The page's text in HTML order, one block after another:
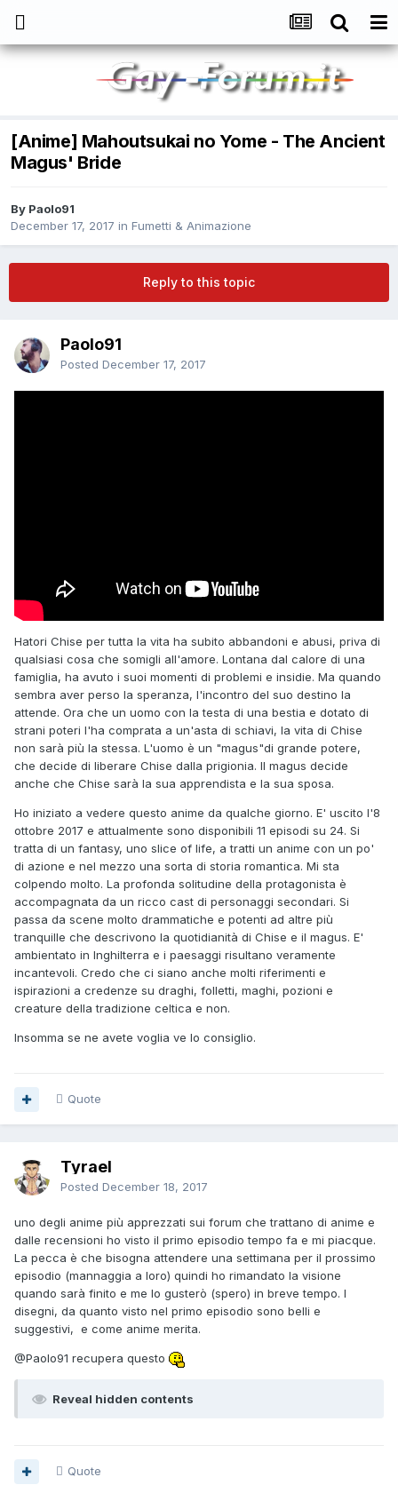
[Anime] Mahoutsukai no Yome - The Ancient
Magus' Bride
By Paolo91
December 17, 2017 in Fumetti & Animazione
Reply to this topic
Paolo91
Posted December 17, 2017
Hatori Chise per tutta la vita ha subito abbandoni e abusi, priva di
qualsiasi cosa che somigli all'amore. Lontana dal calore di una
famiglia, ha avuto i suoi momenti di problemi e insidie. Ma quando
sembra aver perso la speranza, l'incontro del suo destino la
attende. Ora che un uomo con la testa di una bestia e dotato di
strani poteri l'ha comprata a un'asta di schiavi, la vita di Chise
non sarà più la stessa. L'uomo è un "magus"di grande potere,
che decide di liberare Chise dalla prigionia. Il magus decide
anche che Chise sarà la sua apprendista e la sua sposa.
Ho iniziato a vedere questo anime da qualche giorno. E' uscito l'8
ottobre 2017 e attualmente sono disponibili 11 episodi su 24. Si
tratta di un fantasy, uno slice of life, a tratti un anime con un po'
di azione e nel mezzo una sorta di storia romantica. Mi sta
colpendo molto. La profonda solitudine della protagonista è
accompagnata da un ricco cast di personaggi secondari. Si
passa da scene molto drammatiche e potenti ad altre più
tranquille che descrivono la quotidianità di Chise e il magus. E'
ambientato in Inghilterra e i paesaggi risultano veramente
incantevoli. Credo che ci siano anche molti riferimenti e
ispirazioni a credenze su draghi, folletti, maghi, pozioni e
creature della tradizione celtica e non.
Insomma se ne avete voglia ve lo consiglio.
Quote
Tyrael
Posted December 18, 2017
uno degli anime più apprezzati sui forum che trattano di anime e
dalle recensioni ho visto il primo episodio tempo fa e mi piacque.
La pecca è che bisogna attendere una settimana per il prossimo
episodio (mannaggia a loro) quindi ho rimandato la visione
quando sarà finito e me lo gusterò (spero) in breve tempo. I
disegni, da quanto visto nel primo episodio sono belli e
suggestivi, e come anime merita.
@Paolo91 recupera questo
Reveal hidden contents
Quote